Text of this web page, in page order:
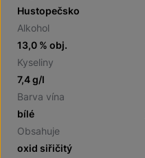
Hustopečsko
Alkohol
13,0 % obj.
Kyseliny
7,4 g/l
Barva vína
bílé
Obsahuje
oxid siřičitý